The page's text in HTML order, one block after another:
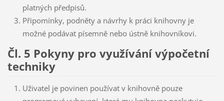
platných předpisů.
Připomínky, podněty a návrhy k práci knihovny je
možné podávat písemně nebo ústně knihovníkovi.
Čl. 5 Pokyny pro využívání výpočetní
techniky
Uživatel je povinen používat v knihovně pouze